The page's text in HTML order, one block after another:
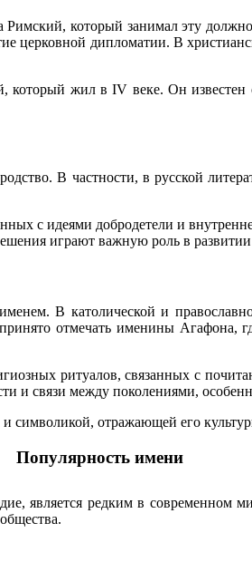
который занимал эту
дипломатии. В
жил в IV веке. Он
В частности, в русской
с идеями добродетели и
играют важную роль в
В католической и
отмечать именины Агафона,
ритуалов, связанных с
и связи между поколениями,
символикой, отражающей его
Популярность имени
является редким в современном